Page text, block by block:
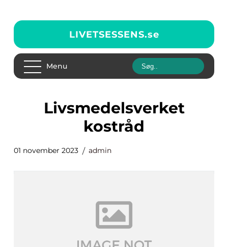
LIVETSESSENS.se
Menu
livsmedelsverket
kostråd
01 november 2023 admin